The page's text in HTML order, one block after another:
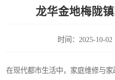
龙华金地梅陇
时间：2025-10-02
在现代都市生活中，家庭维修与